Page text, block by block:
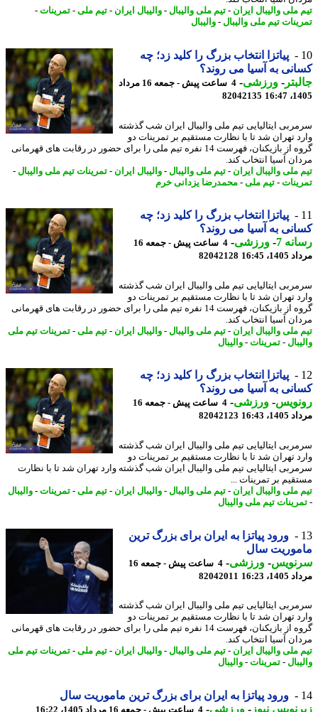
ملی والیبال ایران - تیم ملی والیبال-والیبال ایران - تیم ملی -تمرینات -
تیم ملی والیبال-والیبال
پیاتزا انتخاب بزرگ را کلید زد؛ چه
به آسیا می روند؟
-ورزشی-
4 ساعت پیش - جمعه 16 مرداد
82042135
ایتالیایی تیم ملی والیبال ایران شب گذشته
تهران شد تا با نظارت مستقیم بر تمرینات دو
گروه از بازیکنان، فهرست 14 نفره تیم ملی را برای حضور در رقابت های قهرمانی
آسیا انتخاب کند.
ملی والیبال ایران - تیم ملی والیبال-والیبال ایران - تمرینات تیم ملی والیبال-
-تیم ملی -محمدرضا یزدانی خرم
پیاتزا انتخاب بزرگ را کلید زد؛ چه
به آسیا می روند؟
7
-ورزشی-
4 ساعت پیش - جمعه 16
16:45
82042128
ایتالیایی تیم ملی والیبال ایران شب گذشته
تهران شد تا با نظارت مستقیم بر تمرینات دو
گروه از بازیکنان، فهرست 14 نفره تیم ملی را برای حضور در رقابت های قهرمانی
آسیا انتخاب کند.
ملی والیبال ایران - تیم ملی والیبال-والیبال ایران - تیم ملی -تمرینات تیم ملی
-تمرینات -والیبال
پیاتزا انتخاب بزرگ را کلید زد؛ چه
به آسیا می روند؟
-ورزشی-
4 ساعت پیش - جمعه 16
16:43
82042123
ایتالیایی تیم ملی والیبال ایران شب گذشته
تهران شد تا با نظارت مستقیم بر تمرینات دو
ایتالیایی تیم ملی والیبال ایران شب گذشته وارد تهران شد تا با نظارت
بر تمرینات ...
ملی والیبال ایران - تیم ملی والیبال-والیبال ایران - تیم ملی -تمرینات -والیبال
تیم ملی والیبال
ورود پیاتزا به ایران برای بزرگ ترین
سال
-ورزشی-
4 ساعت پیش - جمعه 16
16:23
82042011
ایتالیایی تیم ملی والیبال ایران شب گذشته
تهران شد تا با نظارت مستقیم بر تمرینات دو
گروه از بازیکنان، فهرست 14 نفره تیم ملی را برای حضور در رقابت های قهرمانی
آسیا انتخاب کند.
ملی والیبال ایران - تیم ملی والیبال-والیبال ایران - تیم ملی -تمرینات تیم ملی
-تمرینات -والیبال
ورود پیاتزا به ایران برای بزرگ ترین ماموریت سال
نیوز-ورزشی-4 ساعت پیش - جمعه 16 مرداد 1405، 16:22